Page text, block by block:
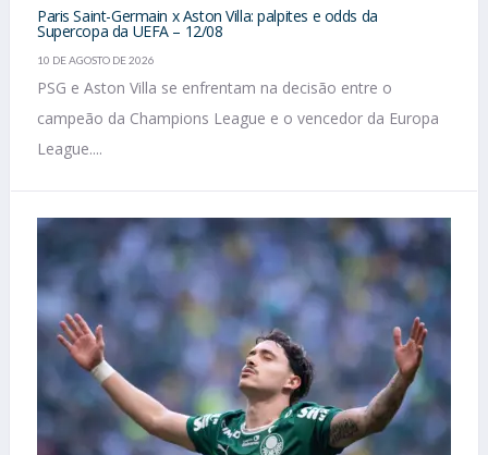
Paris Saint-Germain x Aston Villa: palpites e odds da
Supercopa da UEFA – 12/08
10 DE AGOSTO DE 2026
PSG e Aston Villa se enfrentam na decisão entre o
campeão da Champions League e o vencedor da Europa
League....